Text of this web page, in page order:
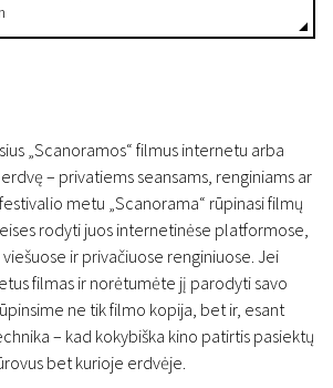
„Scanoramos“ filmus internetu arba
– privatiems seansams, renginiams ar
metu „Scanorama“ rūpinasi filmų
rodyti juos internetinėse platformose,
ir privačiuose renginiuose. Jei
filmas ir norėtumėte jį parodyti savo
ne tik filmo kopija, bet ir, esant
– kad kokybiška kino patirtis pasiektų
bet kurioje erdvėje.